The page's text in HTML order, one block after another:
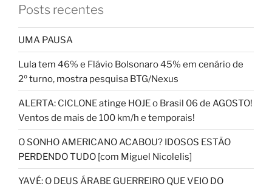
Posts recentes
UMA PAUSA
Lula tem 46% e Flávio Bolsonaro 45% em cenário de
2º turno, mostra pesquisa BTG/Nexus
ALERTA: CICLONE atinge HOJE o Brasil 06 de AGOSTO!
Ventos de mais de 100 km/h e temporais!
O SONHO AMERICANO ACABOU? IDOSOS ESTÃO
PERDENDO TUDO [com Miguel Nicolelis]
YAVÉ: O DEUS ÁRABE GUERREIRO QUE VEIO DO